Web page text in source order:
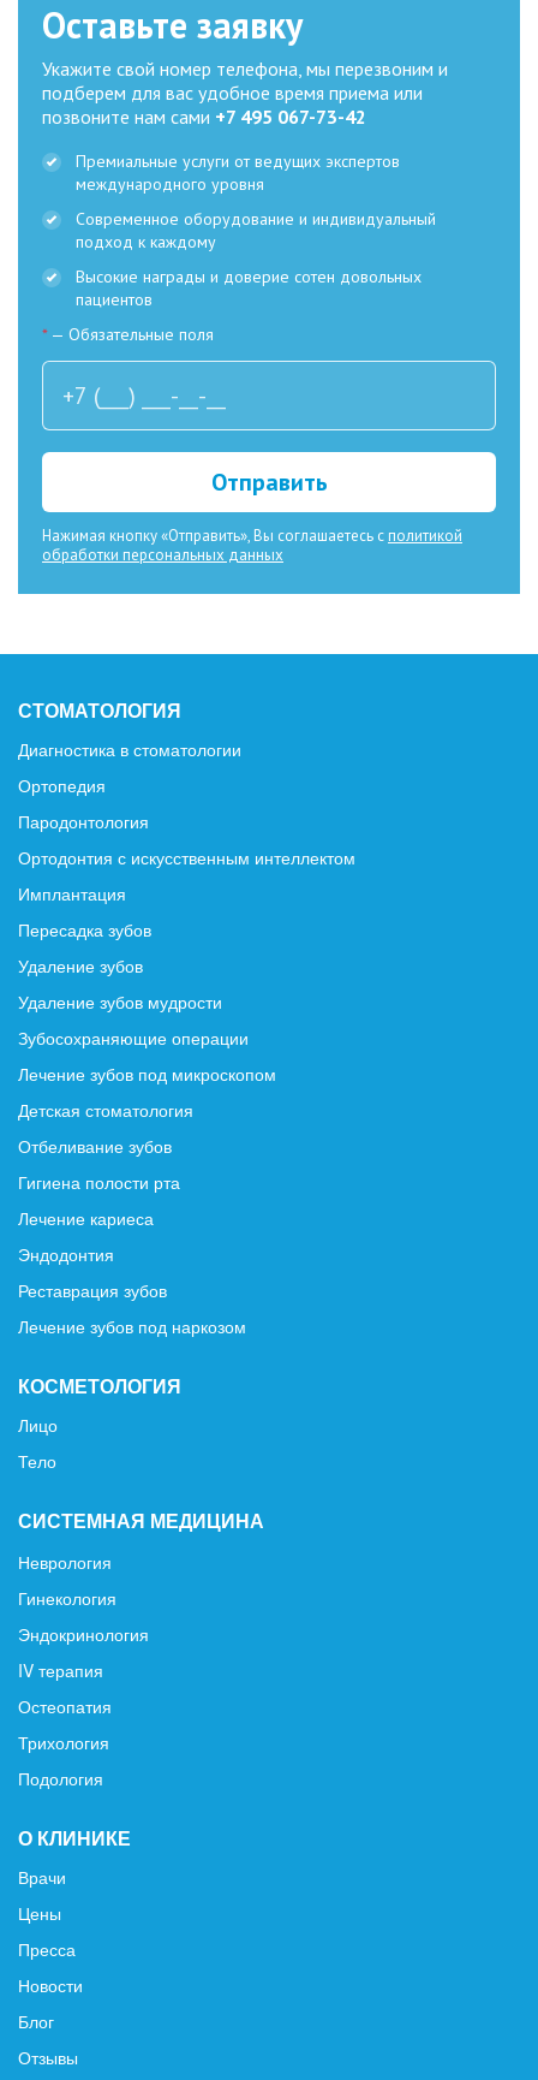
Оставьте заявку
Укажите свой номер телефона, мы перезвоним и
подберем для вас удобное время приема или
позвоните нам сами +7 495 067-73-42
Премиальные услуги от ведущих экспертов
международного уровня
Современное оборудование и индивидуальный
подход к каждому
Высокие награды и доверие сотен довольных
пациентов
*— Обязательные поля
Отправить
Нажимая кнопку «Отправить», Вы соглашаетесь сполитикой
обработки персональных данных
СТОМАТОЛОГИЯ
Диагностика в стоматологии
Ортопедия
Пародонтология
Ортодонтия с искусственным интеллектом
Имплантация
Пересадка зубов
Удаление зубов
Удаление зубов мудрости
Зубосохраняющие операции
Лечение зубов под микроскопом
Детская стоматология
Отбеливание зубов
Гигиена полости рта
Лечение кариеса
Эндодонтия
Реставрация зубов
Лечение зубов под наркозом
КОСМЕТОЛОГИЯ
Лицо
Тело
СИСТЕМНАЯ МЕДИЦИНА
Неврология
Гинекология
Эндокринология
IV терапия
Остеопатия
Трихология
Подология
О КЛИНИКЕ
Врачи
Цены
Пресса
Новости
Блог
Отзывы